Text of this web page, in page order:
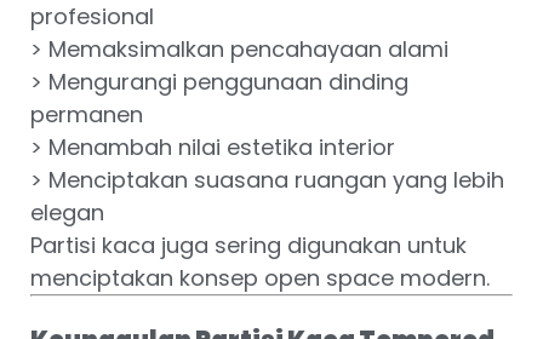
profesional
> Memaksimalkan pencahayaan alami
> Mengurangi penggunaan dinding
permanen
> Menambah nilai estetika interior
> Menciptakan suasana ruangan yang lebih
elegan
Partisi kaca juga sering digunakan untuk
menciptakan konsep open space modern.